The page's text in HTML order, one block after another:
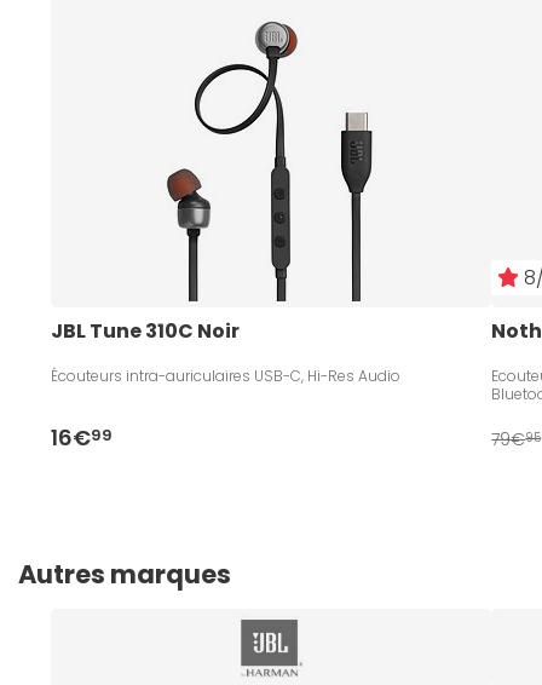
JBL Tune 310C Noir
Écouteurs intra-auriculaires USB-C, Hi-Res Audio
16€99 79€95
Autres marques